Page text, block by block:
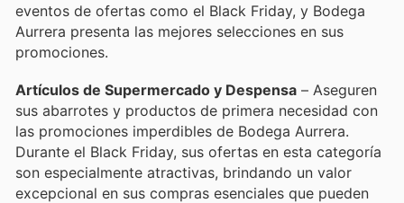
eventos de ofertas como el Black Friday, y Bodega
Aurrera presenta las mejores selecciones en sus
promociones.
Artículos de Supermercado y Despensa – Aseguren
sus abarrotes y productos de primera necesidad con
las promociones imperdibles de Bodega Aurrera.
Durante el Black Friday, sus ofertas en esta categoría
son especialmente atractivas, brindando un valor
excepcional en sus compras esenciales que pueden